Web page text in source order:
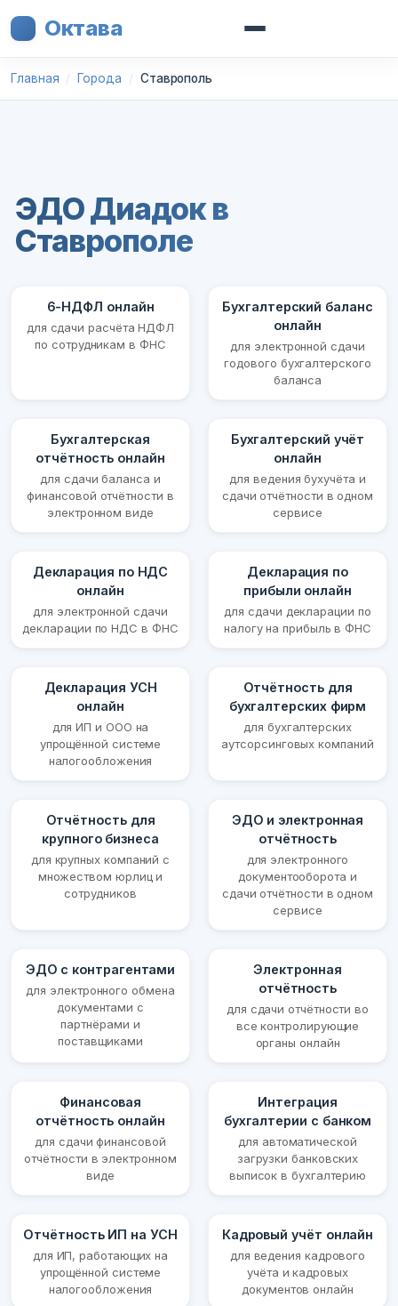
Октава
Главная Города Ставрополь
ЭДО Диадок в
Ставрополе
6-НДФЛ онлайн
для сдачи расчёта НДФЛ
по сотрудникам в ФНС
Бухгалтерский баланс
онлайн
для электронной сдачи
годового бухгалтерского
баланса
Бухгалтерская
отчётность онлайн
для сдачи баланса и
финансовой отчётности в
электронном виде
Бухгалтерский учёт
онлайн
для ведения бухучёта и
сдачи отчётности в одном
сервисе
Декларация по НДС
онлайн
для электронной сдачи
декларации по НДС в ФНС
Декларация по
прибыли онлайн
для сдачи декларации по
налогу на прибыль в ФНС
Декларация УСН
онлайн
для ИП и ООО на
упрощённой системе
налогообложения
Отчётность для
бухгалтерских фирм
для бухгалтерских
аутсорсинговых компаний
Отчётность для
крупного бизнеса
для крупных компаний с
множеством юрлиц и
сотрудников
ЭДО и электронная
отчётность
для электронного
документооборота и
сдачи отчётности в одном
сервисе
ЭДО с контрагентами
для электронного обмена
документами с
партнёрами и
поставщиками
Электронная
отчётность
для сдачи отчётности во
все контролирующие
органы онлайн
Финансовая
отчётность онлайн
для сдачи финансовой
отчётности в электронном
виде
Интеграция
бухгалтерии с банком
для автоматической
загрузки банковских
выписок в бухгалтерию
Отчётность ИП на УСН
для ИП, работающих на
упрощённой системе
налогообложения
Кадровый учёт онлайн
для ведения кадрового
учёта и кадровых
документов онлайн